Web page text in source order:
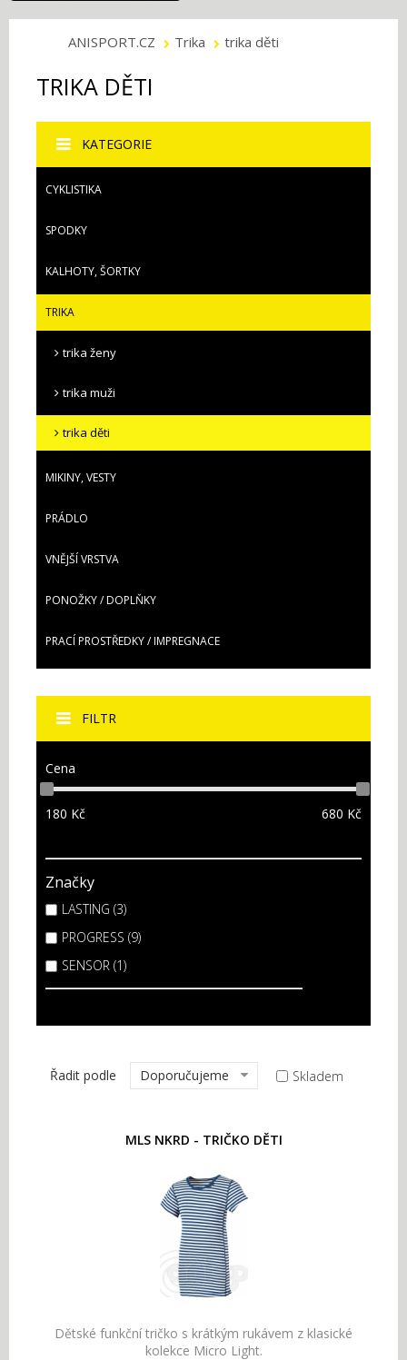
ANISPORT.CZ Trika trika děti
TRIKA DĚTI
KATEGORIE
CYKLISTIKA
SPODKY
KALHOTY, ŠORTKY
TRIKA
trika ženy
trika muži
trika děti
MIKINY, VESTY
PRÁDLO
VNĚJŠÍ VRSTVA
PONOŽKY / DOPLŇKY
PRACÍ PROSTŘEDKY / IMPREGNACE
FILTR
Cena
180 Kč 680 Kč
Značky
LASTING (3)
PROGRESS (9)
SENSOR (1)
Řadit podle Doporučujeme Skladem
MLS NKRD - TRIČKO DĚTI
Dětské funkční tričko s krátkým rukávem z klasické
kolekce Micro Light.